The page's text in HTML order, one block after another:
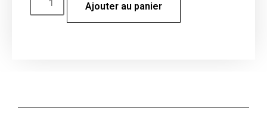
Ajouter au panier